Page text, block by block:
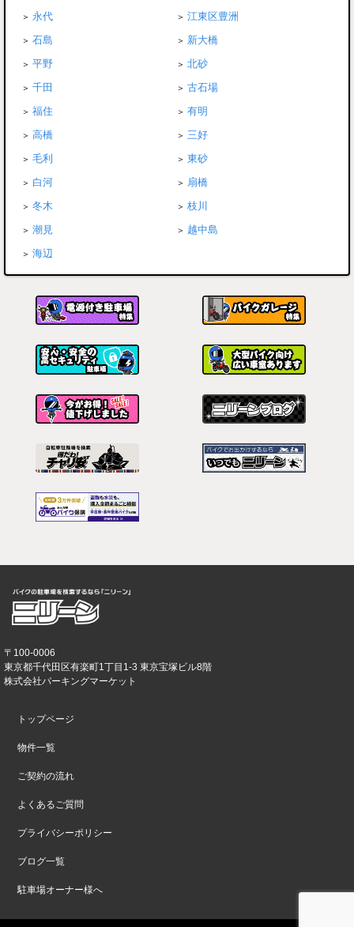
永代
江東区豊洲
石島
新大橋
平野
北砂
千田
古石場
福住
有明
高橋
三好
毛利
東砂
白河
扇橋
冬木
枝川
潮見
越中島
海辺
〒100-0006
東京都千代田区有楽町1丁目1-3 東京宝塚ビル8階
株式会社パーキングマーケット
トップページ
物件一覧
ご契約の流れ
よくあるご質問
プライバシーポリシー
ブログ一覧
駐車場オーナー様へ